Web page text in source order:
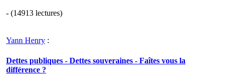
- (14913 lectures)
Yann Henry :
Dettes publiques - Dettes souveraines - Faîtes vous la
différence ?